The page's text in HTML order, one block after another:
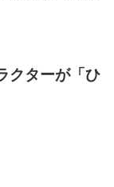
クターが「ひ